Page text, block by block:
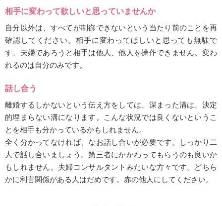
相手に変わって欲しいと思っていませんか
自分以外は、すべてが制御できないという当たり前のことを再
確認してください。相手に変わってほしいと思っても無駄で
す、夫婦であろうと相手は他人、他人を操作できません。変わ
れるのは自分のみです。
話し合う
離婚するしかないという伝え方をしては、深まった溝は、決定
的埋まらない溝になります。こんな状況では良くないというこ
とを相手も分かっているかもしれません。
全く分かってなければ、なお話し合いが必要です。しっかり二
人で話し合いましょう。第三者にかかわってもらうのも良いか
もしれません。夫婦コンサルタントみたいな方々です。どちら
かに利害関係がある人はだめです。赤の他人にしてください。